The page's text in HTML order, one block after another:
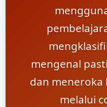
mengenal
dan
melalui